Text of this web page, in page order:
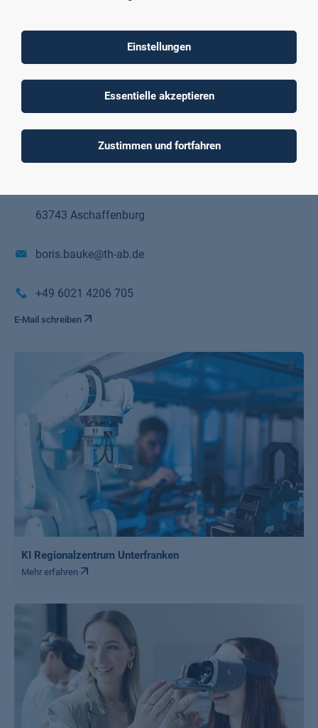
Prof. Dr. Boris Bauke
Würzburger Straße 45
63743 Aschaffenburg
boris.bauke@th-ab.de
+49 6021 4206 705
E-Mail schreiben
KI Regionalzentrum Unterfranken
Mehr erfahren
Einstellungen
Essentielle akzeptieren
Zustimmen und fortfahren